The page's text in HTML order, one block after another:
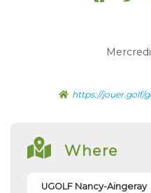
https://jouer.golf/
Where
UGOLF Nancy-Aingeray